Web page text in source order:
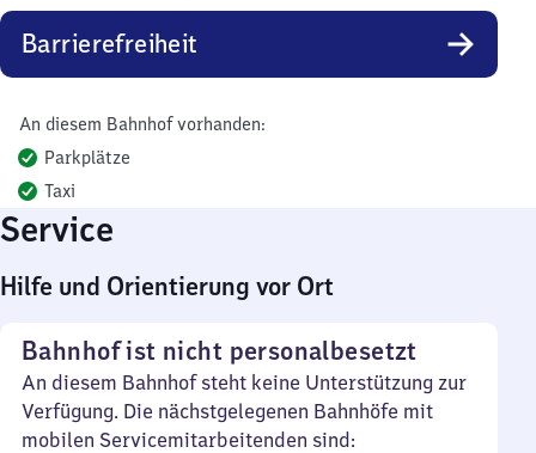
Barrierefreiheit
An diesem Bahnhof vorhanden:
Parkplätze
Taxi
Service
Hilfe und Orientierung vor Ort
Bahnhof ist nicht personalbesetzt
An diesem Bahnhof steht keine Unterstützung zur
Verfügung. Die nächstgelegenen Bahnhöfe mit
mobilen Servicemitarbeitenden sind: